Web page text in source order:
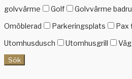
golvvärme
Golf Golvvärme
Omöblerad
Parkeringsplats Pax
Utomhusdusch
Utomhusgrill
Sök